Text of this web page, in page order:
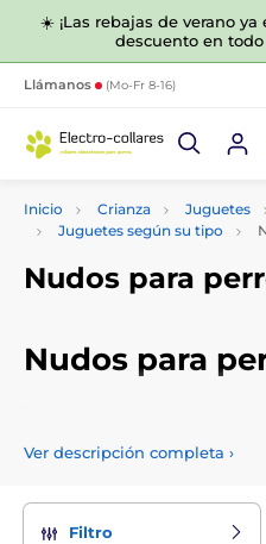
☀️ ¡Las rebajas de verano ya
descuento en
Llámanos (Mo-Fr 8-16)
Inicio Crianza Juguetes
Juguetes según su tipo
Nudos para
Nudos para
que mantendrán a su perro
Ver descripción completa ›
Filtro